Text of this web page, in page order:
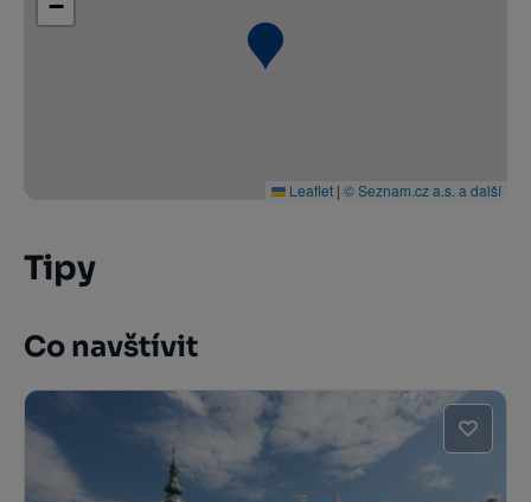
−
Leaflet | © Seznam.cz a.s. a další
Tipy
Co navštívit